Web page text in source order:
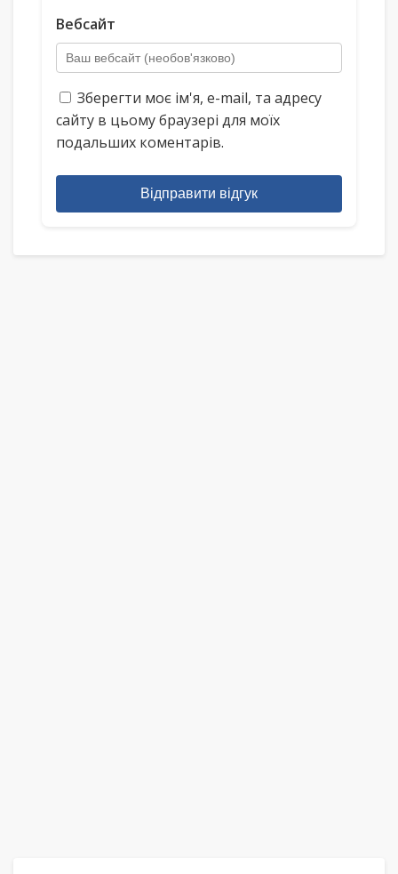
Вебсайт
Зберегти моє ім'я, e-mail, та адресу
сайту в цьому браузері для моїх
подальших коментарів.
Відправити відгук